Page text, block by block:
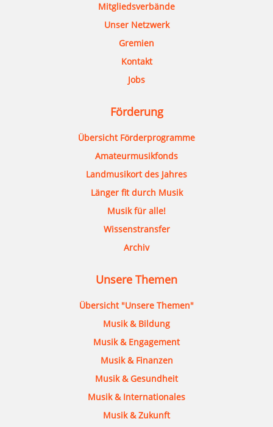
Mitgliedsverbände
Unser Netzwerk
Gremien
Kontakt
Jobs
Förderung
Übersicht Förderprogramme
Amateurmusikfonds
Landmusikort des Jahres
Länger fit durch Musik
Musik für alle!
Wissenstransfer
Archiv
Unsere Themen
Übersicht "Unsere Themen"
Musik & Bildung
Musik & Engagement
Musik & Finanzen
Musik & Gesundheit
Musik & Internationales
Musik & Zukunft